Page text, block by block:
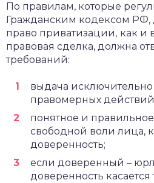
По правилам, которые
Гражданским кодексом РФ,
право приватизации, как и
правовая сделка, должна
требований:
выдача
правомерных
понятное и
свободной воли лица,
доверенность;
если доверенный –
доверенность касается